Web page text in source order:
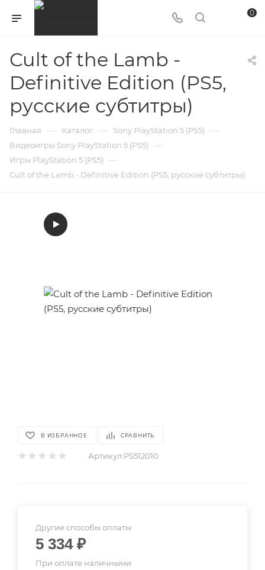
0
Cult of the Lamb -
Definitive Edition (PS5,
русские субтитры)
Главная — Каталог — Sony PlayStation 5 (PS5) —
Видеоигры Sony PlayStation 5 (PS5) —
Игры PlayStation 5 (PS5) —
Cult of the Lamb - Definitive Edition (PS5, русские субтитры)
В ИЗБРАННОЕ СРАВНИТЬ
Артикул:PS512010
Другие способы оплаты
5 334₽
При оплате наличными